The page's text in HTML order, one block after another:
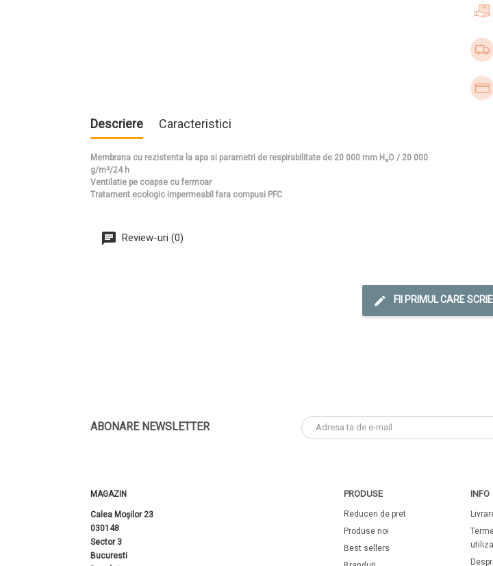
Descriere Caracteristici
Membrana cu rezistenta la apa si parametri de respirabilitate de 20 000 mm H₂O / 20 000
g/m²/24 h
Ventilatie pe coapse cu fermoar
Tratament ecologic impermeabil fara compusi PFC
Review-uri (0)
FII PRIMUL CARE
ABONARE NEWSLETTER
MAGAZIN
Calea Moșilor 23
030148
Sector 3
Bucuresti
PRODUSE
Reduceri de pret
Produse noi
Best sellers
INFO